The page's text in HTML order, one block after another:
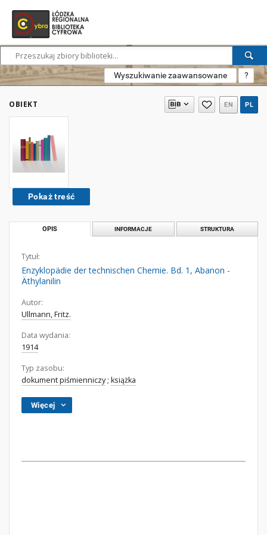
Wyszukiwanie zaawansowane ?
OBIEKT EN PL
Pokaż treść
OPIS INFORMACJE STRUKTURA
Tytuł:
Enzyklopädie der technischen Chemie. Bd. 1, Abanon -
Äthylanilin
Autor:
Ullmann, Fritz.
Data wydania:
1914
Typ zasobu:
dokument piśmienniczy; książka
Więcej